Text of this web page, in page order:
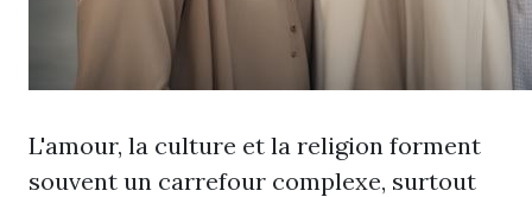
L'amour, la culture et la religion forment
souvent un carrefour complexe, surtout